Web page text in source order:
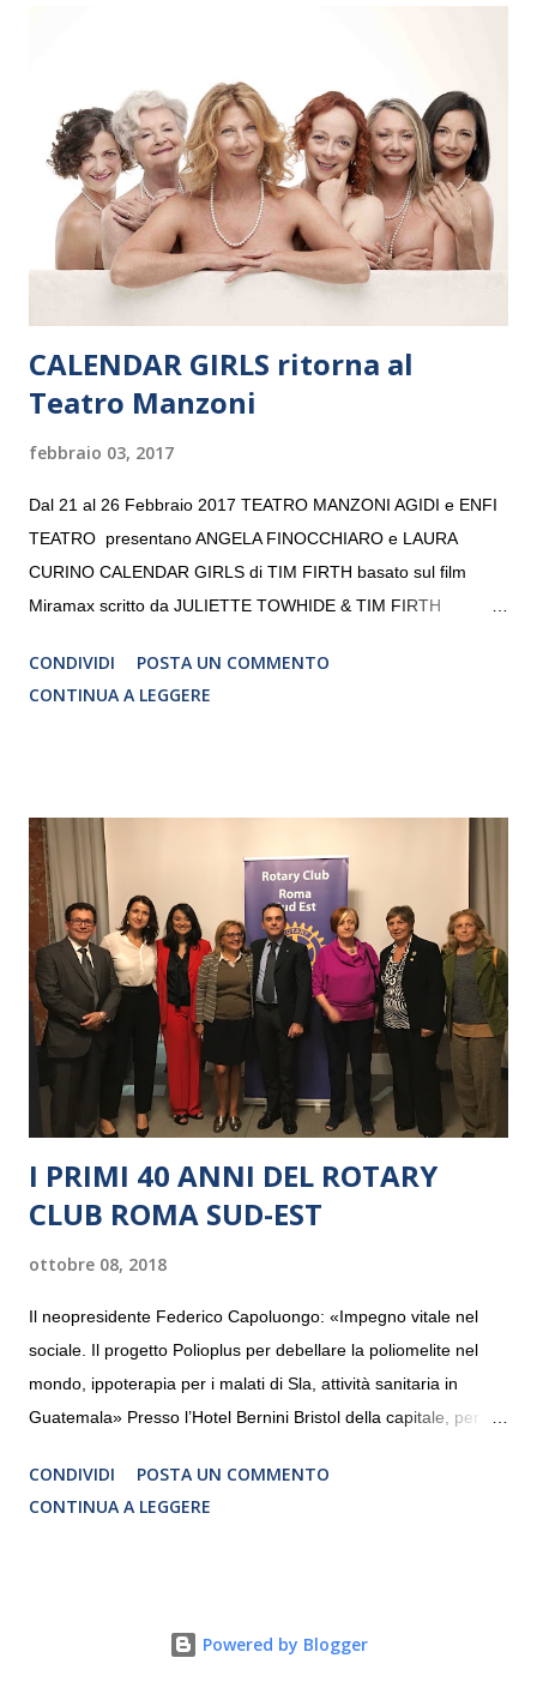
“Settembre dell’Accademia” dove si esibirà per il secondo anno
consecutivo. Il pubblico milanese avrà il piacere di applaudire i
giovani artisti della Baltic Sea Youth Philharmonic per la quarta
volta. L’orchestra, fondata nel 2008 da Kristjan Järvi (affiancato
da un prestigioso consiglio di consulent...
CALENDAR GIRLS ritorna al
Teatro Manzoni
febbraio 03, 2017
Dal 21 al 26 Febbraio 2017 TEATRO MANZONI AGIDI e ENFI
TEATRO presentano ANGELA FINOCCHIARO e LAURA
CURINO CALENDAR GIRLS di TIM FIRTH basato sul film
Miramax scritto da JULIETTE TOWHIDE & TIM FIRTH
CRISTINA PEZZOLI
CONDIVIDI
POSTA UN COMMENTO
CONTINUA A LEGGERE
I PRIMI 40 ANNI DEL ROTARY
CLUB ROMA SUD-EST
ottobre 08, 2018
Il neopresidente Federico Capoluongo: «Impegno vitale nel
sociale. Il progetto Polioplus per debellare la poliomelite nel
mondo, ippoterapia per i malati di Sla, attività sanitaria in
Guatemala» Presso l’Hotel Bernini Bristol della capitale, per la
programmazione del Rotary Club Roma Sud-Est che festeggia
i quaranta anni di attività. Un’occasione per raccontare al
riguardano sia il territorio che le missioni all’estero in paesi in
CONDIVIDI
POSTA UN COMMENTO
CONTINUA A LEGGERE
Powered by Blogger